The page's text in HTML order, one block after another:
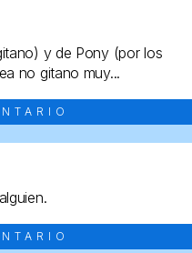
y de Pony (por los
no gitano muy...